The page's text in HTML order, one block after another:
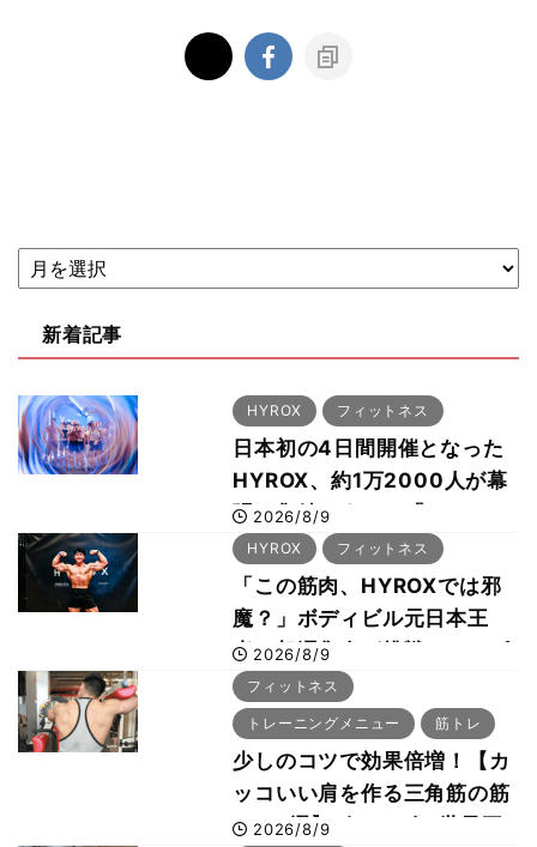
新着記事
HYROX フィットネス
日本初の4日間開催となった
HYROX、約1万2000人が幕
張に集結 すでに「2028、
29年の大会も準備」
2026/8/9
HYROX フィットネス
「この筋肉、HYROXでは邪
魔？」ボディビル元日本王
者・相澤隼人が挑戦 バーピ
ーでは驚異の種目2位
2026/8/9
フィットネス
トレーニングメニュー 筋トレ
少しのコツで効果倍増！【カ
ッコいい肩を作る三角筋の筋
トレ6選】ボディビル世界王
2026/8/9